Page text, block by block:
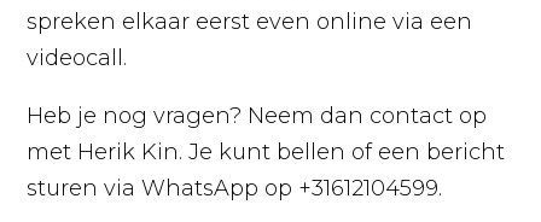
spreken elkaar eerst even online via een
videocall.
Heb je nog vragen? Neem dan contact op
met Herik Kin. Je kunt bellen of een bericht
sturen via WhatsApp op +31612104599.